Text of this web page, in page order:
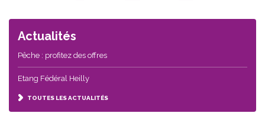
Actualités
Pêche : profitez des offres
Etang Fédéral Heilly
TOUTES LES ACTUALITÉS